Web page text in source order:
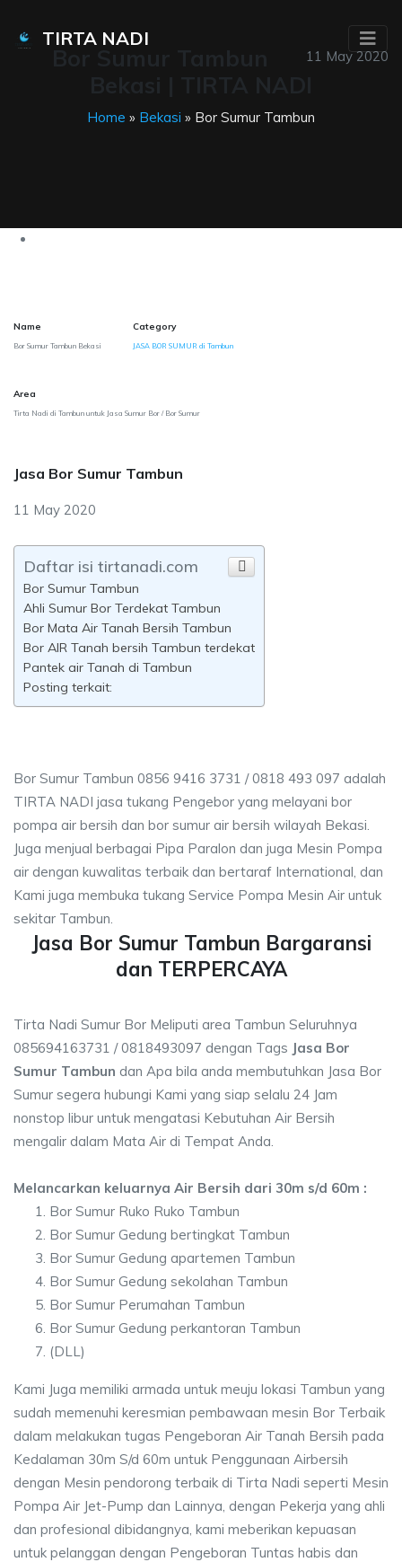
TIRTA NADI
11 May 2020
Home » Bekasi » Bor Sumur Tambun
Name
Bor Sumur Tambun Bekasi
Category
JASA BOR SUMUR di Tambun
Area
Tirta Nadi di Tambun untuk Jasa Sumur Bor / Bor Sumur
Jasa Bor Sumur Tambun
11 May 2020
Daftar isi tirtanadi.com
Bor Sumur Tambun
Ahli Sumur Bor Terdekat Tambun
Bor Mata Air Tanah Bersih Tambun
Bor AIR Tanah bersih Tambun terdekat
Pantek air Tanah di Tambun
Posting terkait:
Bor Sumur Tambun 0856 9416 3731 / 0818 493 097 adalah
TIRTA NADI jasa tukang Pengebor yang melayani bor
pompa air bersih dan bor sumur air bersih wilayah Bekasi.
Juga menjual berbagai Pipa Paralon dan juga Mesin Pompa
air dengan kuwalitas terbaik dan bertaraf International, dan
Kami juga membuka tukang Service Pompa Mesin Air untuk
sekitar Tambun.
Jasa Bor Sumur Tambun Bargaransi
dan TERPERCAYA
Tirta Nadi Sumur Bor Meliputi area Tambun Seluruhnya
085694163731 / 0818493097 dengan Tags Jasa Bor
Sumur Tambun dan Apa bila anda membutuhkan Jasa Bor
Sumur segera hubungi Kami yang siap selalu 24 Jam
nonstop libur untuk mengatasi Kebutuhan Air Bersih
mengalir dalam Mata Air di Tempat Anda.
Melancarkan keluarnya Air Bersih dari 30m s/d 60m :
Bor Sumur Ruko Ruko Tambun
Bor Sumur Gedung bertingkat Tambun
Bor Sumur Gedung apartemen Tambun
Bor Sumur Gedung sekolahan Tambun
Bor Sumur Perumahan Tambun
Bor Sumur Gedung perkantoran Tambun
(DLL)
Kami Juga memiliki armada untuk meuju lokasi Tambun yang
sudah memenuhi keresmian pembawaan mesin Bor Terbaik
dalam melakukan tugas Pengeboran Air Tanah Bersih pada
Kedalaman 30m S/d 60m untuk Penggunaan Airbersih
dengan Mesin pendorong terbaik di Tirta Nadi seperti Mesin
Pompa Air Jet-Pump dan Lainnya, dengan Pekerja yang ahli
dan profesional dibidangnya, kami meberikan kepuasan
untuk pelanggan dengan Pengeboran Tuntas habis dan